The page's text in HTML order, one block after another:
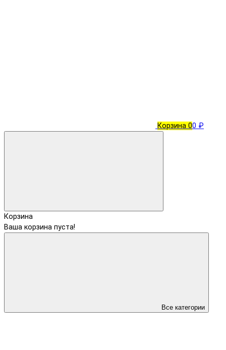
Корзина 00 ₽
Корзина
Ваша корзина пуста!
Все категории